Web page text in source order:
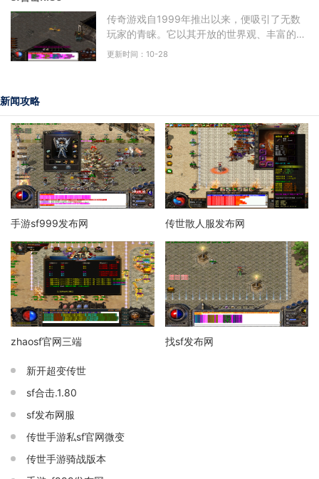
传奇游戏自1999年推出以来，便吸引了无数
玩家的青睐。它以其开放的世界观、丰富的角
色扮演元素以及多样的社交玩法，成为了无数
更新时间：10-28
新闻攻略
手游sf999发布网 传世散人服发布网
zhaosf官网三端 找sf发布网
新开超变传世
sf合击.1.80
sf发布网服
传世手游私sf官网微变
传世手游骑战版本